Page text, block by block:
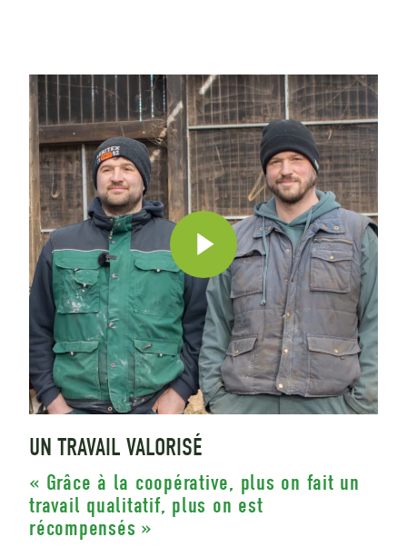
UN TRAVAIL VALORISÉ
« Grâce à la coopérative, plus on fait un
travail qualitatif, plus on est
récompensés »